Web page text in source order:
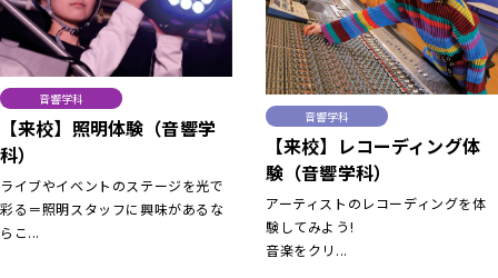
音響学科
【来校】照明体験（音響学
科）
ライブやイベントのステージを光で
彩る＝照明スタッフに興味があるな
らこ...
音響学科
【来校】レコーディング体
験（音響学科）
アーティストのレコーディングを体
験してみよう!
音楽をクリ...